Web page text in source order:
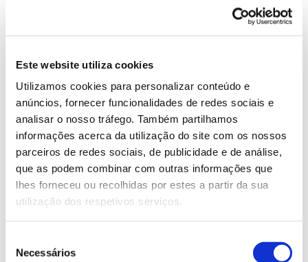
Este website utiliza cookies
Utilizamos cookies para personalizar conteúdo e
anúncios, fornecer funcionalidades de redes sociais e
analisar o nosso tráfego. Também partilhamos
informações acerca da utilização do site com os nossos
parceiros de redes sociais, de publicidade e de análise,
que as podem combinar com outras informações que
lhes forneceu ou recolhidas por estes a partir da sua
utilização dos respetivos serviços.
Necessários
espaços verdes públicos nas cidades. O evento
decorre das 10h30 às 18h30, de dia 12, mas as
final de outubro.
exposição“Plantas e Flores de Portugal”.
Saiba mais sobre a Conferência Cidades
Verdes
13.07.2026
Genoma do priolo e de outras espécies em risco: